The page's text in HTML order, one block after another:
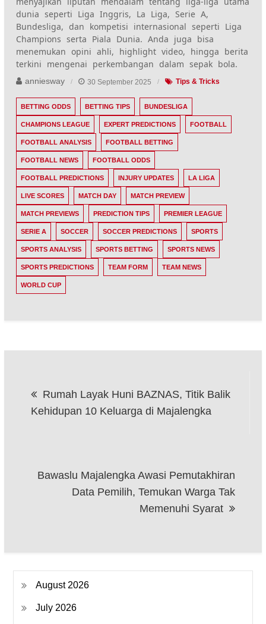
dunia seperti Liga Inggris, La Liga, Serie A,
Bundesliga, dan kompetisi internasional seperti Liga
Champions serta Piala Dunia. Anda juga bisa
menemukan opini ahli, highlight video, hingga berita
terkini mengenai perkembangan dalam sepak bola.
anniesway 30 September 2025 Tips & Tricks
BETTING ODDS BETTING TIPS BUNDESLIGA
CHAMPIONS LEAGUE EXPERT PREDICTIONS FOOTBALL
FOOTBALL ANALYSIS FOOTBALL BETTING
FOOTBALL NEWS FOOTBALL ODDS
FOOTBALL PREDICTIONS INJURY UPDATES LA LIGA
LIVE SCORES MATCH DAY MATCH PREVIEW
MATCH PREVIEWS PREDICTION TIPS PREMIER LEAGUE
SERIE A SOCCER SOCCER PREDICTIONS SPORTS
SPORTS ANALYSIS SPORTS BETTING SPORTS NEWS
SPORTS PREDICTIONS TEAM FORM TEAM NEWS
WORLD CUP
navigation
‎Rumah Layak Huni BAZNAS, Titik Balik
Kehidupan 10 Keluarga di Majalengka‎‎
‎Bawaslu Majalengka Awasi Pemutakhiran
Data Pemilih, Temukan Warga Tak
Memenuhi Syarat‎‎
August 2026
July 2026